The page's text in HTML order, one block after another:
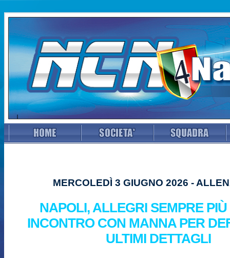
MERCOLEDÌ 3 GIUGNO 2026 -
NAPOLI, ALLEGRI SEMPRE
INCONTRO CON MANNA PER
ULTIMI DETTAGLI